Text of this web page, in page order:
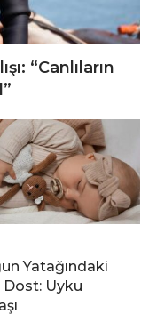
“Canlıların
Yatağındaki
Dost: Uyku